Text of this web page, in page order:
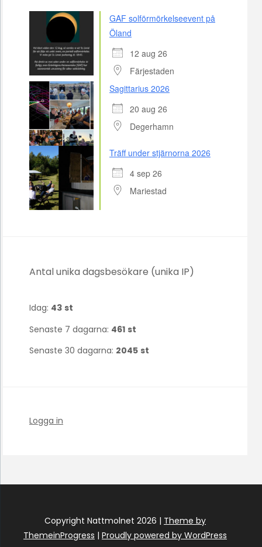
GAF solförmörkelseevent på
Öland
12 aug 26
Färjestaden
Sagittarius 2026
20 aug 26
Degerhamn
Träff under stjärnorna 2026
4 sep 26
Mariestad
Antal unika dagsbesökare (unika IP)
Idag: 43 st
Senaste 7 dagarna: 461 st
Senaste 30 dagarna: 2045 st
Logga in
Copyright Nattmolnet 2026 | Theme by
ThemeinProgress | Proudly powered by WordPress